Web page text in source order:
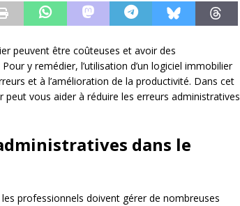
peuvent être coûteuses et avoir des
y remédier, l’utilisation d’un logiciel immobilier
et à l’amélioration de la productivité. Dans cet
vous aider à réduire les erreurs administratives
dans le
professionnels doivent gérer de nombreuses